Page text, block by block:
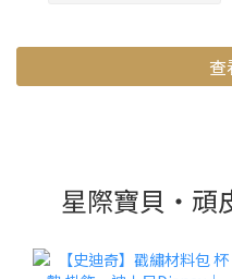
查
星際寶貝・頑